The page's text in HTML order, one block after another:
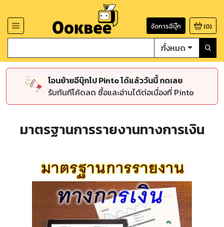
จัดการอีบุ๊ก (0)
ทั้งหมด
โอนย้ายอีบุ๊กไป Pinto ได้แล้ววันนี้ กดเลย
รับทันทีโค้ดลด ซื้อและอ่านได้ต่อเนื่องที่ Pinto
มาตรฐานการรายงานทางการเงิน